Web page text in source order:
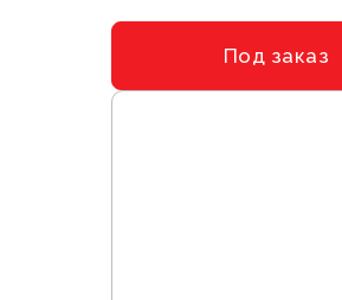
Под заказ